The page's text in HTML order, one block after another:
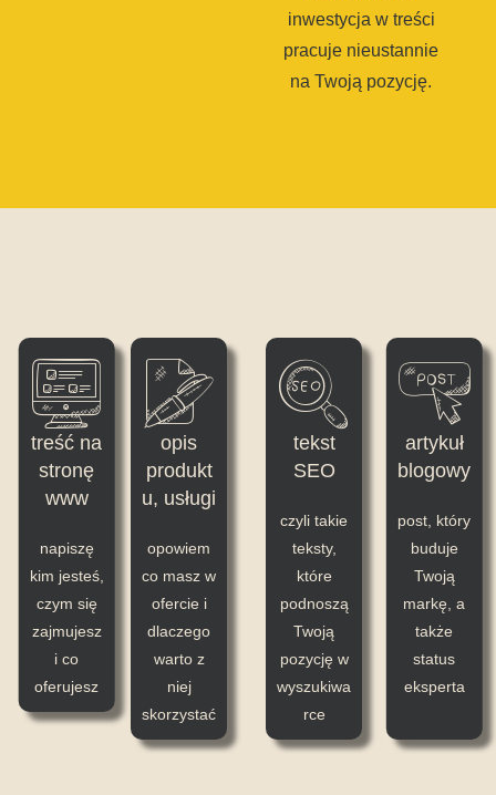
inwestycja w treści
pracuje nieustannie
na Twoją pozycję.
artykuł
blogowy
post, który
buduje
Twoją
markę, a
także
status
eksperta
tekst
SEO
czyli takie
teksty,
które
podnoszą
Twoją
pozycję w
wyszukiwa
rce
opis
produkt
u, usługi
opowiem
co masz w
ofercie i
dlaczego
warto z
niej
skorzystać
treść na
stronę
www
napiszę
kim jesteś,
czym się
zajmujesz
i co
oferujesz